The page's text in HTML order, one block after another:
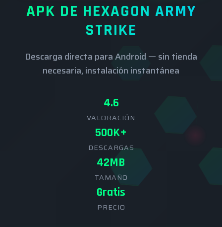
APK DE HEXAGON ARMY
STRIKE
Descarga directa para Android — sin tienda
necesaria, instalación instantánea
4.6
VALORACIÓN
500K+
DESCARGAS
42MB
TAMAÑO
Gratis
PRECIO